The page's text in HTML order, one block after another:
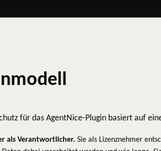
für das AgentNice-Plugin basiert auf
als Verantwortlicher. Sie als Lizenznehmer